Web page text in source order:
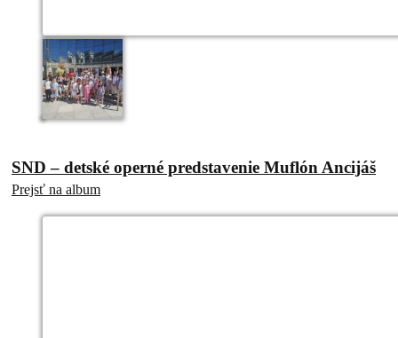
SND – detské operné predstavenie Muflón Ancijáš
Prejsť na album